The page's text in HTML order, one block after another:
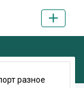
разное